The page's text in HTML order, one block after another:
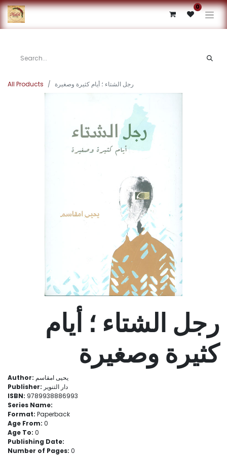
0
All Products رجل الشتاء ؛ أيام كثيرة وصغيرة
رجل الشتاء ؛ أيام
كثيرة وصغيرة
Author: يحيى امقاسم
Publisher: دار التنوير
ISBN: 9789938886993
Series Name:
Format: Paperback
Age From: 0
Age To: 0
Publishing Date:
Number of Pages: 0